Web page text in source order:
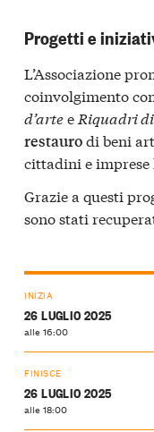
Progetti e
L’Associazione
coinvolgimento
d’artee Riquadri
restaurodi beni
cittadini e imprese
Grazie a questi
sono stati
INIZIA
26 LUGLIO 2025
alle 16:00
FINISCE
26 LUGLIO 2025
alle 18:00